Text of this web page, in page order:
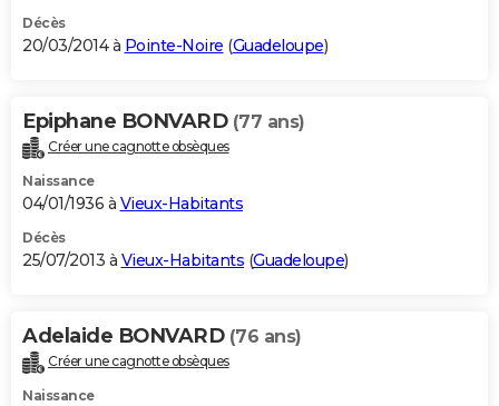
Décès
20/03/2014 à Pointe-Noire (Guadeloupe)
Epiphane BONVARD (77 ans)
Créer une cagnotte obsèques
Naissance
04/01/1936 à Vieux-Habitants
Décès
25/07/2013 à Vieux-Habitants (Guadeloupe)
Adelaide BONVARD (76 ans)
Créer une cagnotte obsèques
Naissance